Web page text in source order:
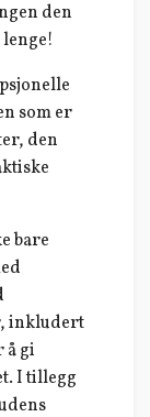
den
som er
den
bare
inkludert
å gi
I tillegg